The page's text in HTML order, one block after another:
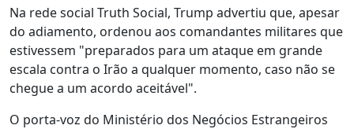
Na rede social Truth Social, Trump advertiu que, apesar
do adiamento, ordenou aos comandantes militares que
estivessem "preparados para um ataque em grande
escala contra o Irão a qualquer momento, caso não se
chegue a um acordo aceitável".
O porta-voz do Ministério dos Negócios Estrangeiros